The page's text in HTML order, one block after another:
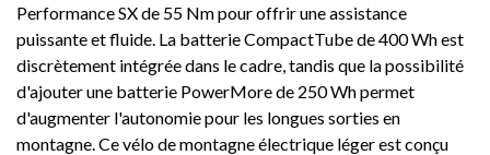
Performance SX de 55 Nm pour offrir une assistance
puissante et fluide. La batterie CompactTube de 400 Wh est
discrètement intégrée dans le cadre, tandis que la possibilité
d'ajouter une batterie PowerMore de 250 Wh permet
d'augmenter l'autonomie pour les longues sorties en
montagne. Ce vélo de montagne électrique léger est conçu